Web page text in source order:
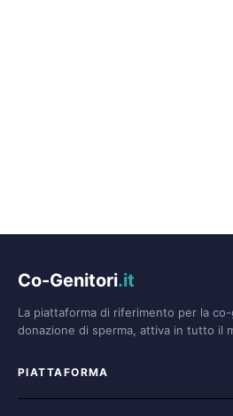
Co-Genitori.it
La piattaforma di riferimento per la
donazione di sperma, attiva in tutto il
PIATTAFORMA